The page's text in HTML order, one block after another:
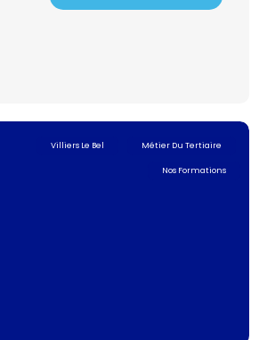
Villiers Le Bel Métier Du Tertiaire
Nos Formations